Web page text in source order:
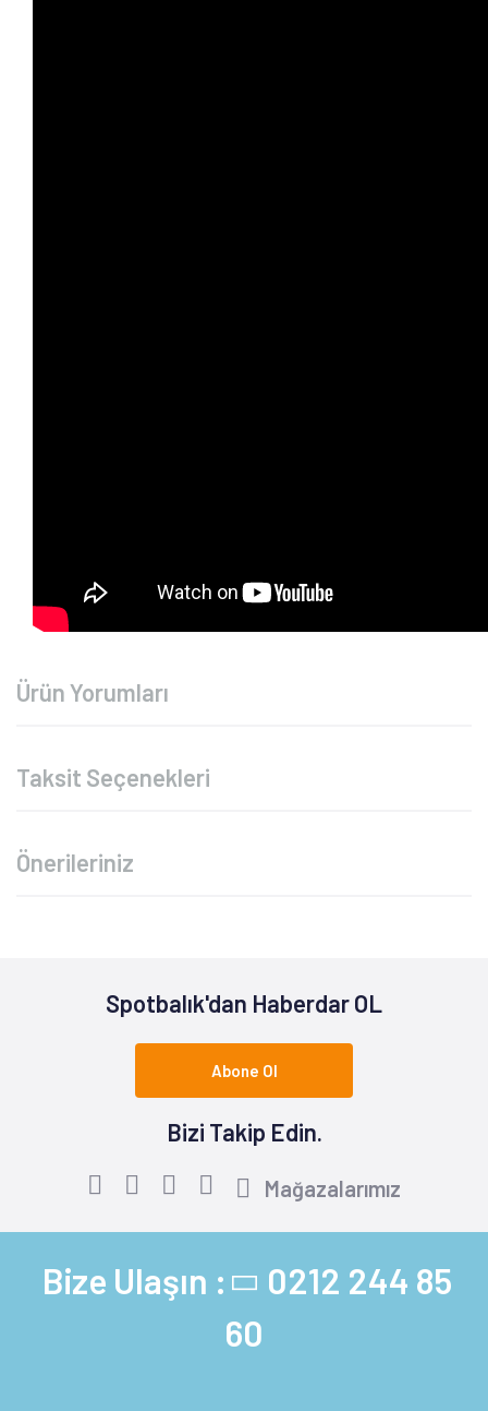
Ürün Yorumları
Taksit Seçenekleri
Önerileriniz
Spotbalık'dan Haberdar OL
Abone Ol
Bizi Takip Edin.
Mağazalarımız
Bize Ulaşın : 0212 244 85
60